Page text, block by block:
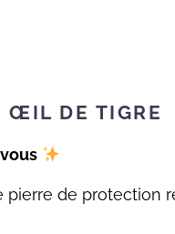
ŒIL DE TIGRE
pierre de protection